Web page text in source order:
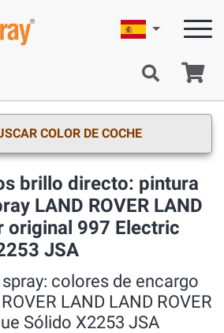
Español
COLOR DE COCHE
brillo directo: pintura
LAND ROVER LAND
original 997 Electric
JSA
colores de encargo
LAND LAND ROVER
Sólido X2253 JSA